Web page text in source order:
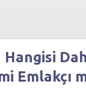
Emlakçı